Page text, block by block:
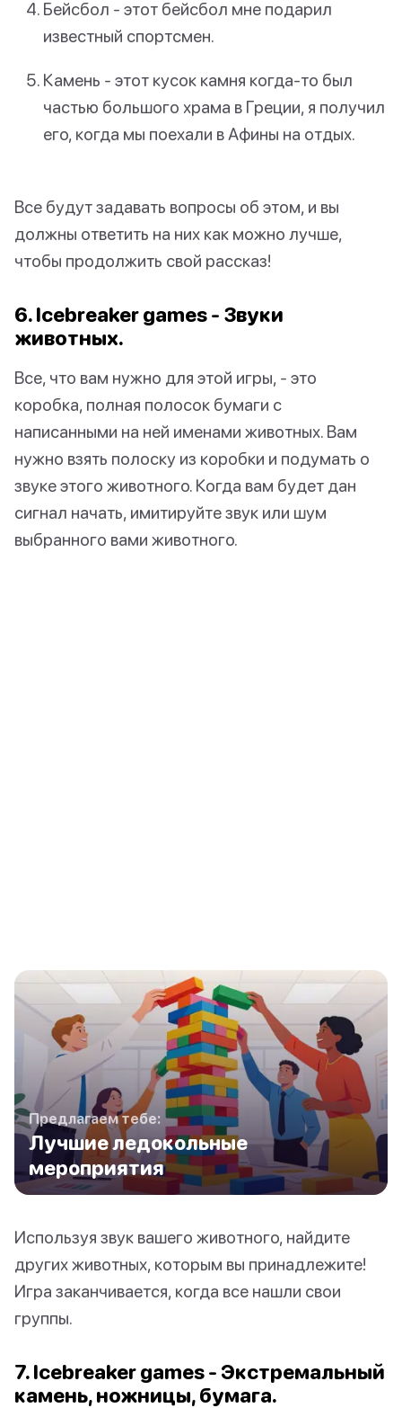
Бейсбол - этот бейсбол мне подарил
известный спортсмен.
Камень - этот кусок камня когда-то был
частью большого храма в Греции, я получил
его, когда мы поехали в Афины на отдых.
Все будут задавать вопросы об этом, и вы
должны ответить на них как можно лучше,
чтобы продолжить свой рассказ!
6. Icebreaker games - Звуки
животных.
Все, что вам нужно для этой игры, - это
коробка, полная полосок бумаги с
написанными на ней именами животных. Вам
нужно взять полоску из коробки и подумать о
звуке этого животного. Когда вам будет дан
сигнал начать, имитируйте звук или шум
выбранного вами животного.
Предлагаем тебе:
Лучшие ледокольные
мероприятия
Используя звук вашего животного, найдите
других животных, которым вы принадлежите!
Игра заканчивается, когда все нашли свои
группы.
7. Icebreaker games - Экстремальный
камень, ножницы, бумага.